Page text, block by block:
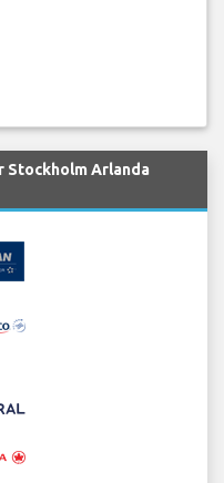
Arlanda